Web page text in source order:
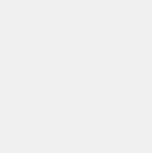
电影的时候，总觉得搞不
看剧就关注那些看得明白